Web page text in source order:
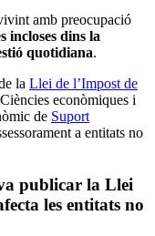
amb preocupació
incloses dins la
quotidiana.
la Llei de l’Impost de
econòmiques i
de Suport
a entitats no
publicar la Llei
les entitats no